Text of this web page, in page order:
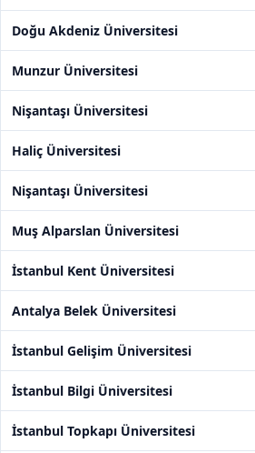
Doğu Akdeniz Üniversitesi
Munzur Üniversitesi
Nişantaşı Üniversitesi
Haliç Üniversitesi
Nişantaşı Üniversitesi
Muş Alparslan Üniversitesi
İstanbul Kent Üniversitesi
Antalya Belek Üniversitesi
İstanbul Gelişim Üniversitesi
İstanbul Bilgi Üniversitesi
İstanbul Topkapı Üniversitesi